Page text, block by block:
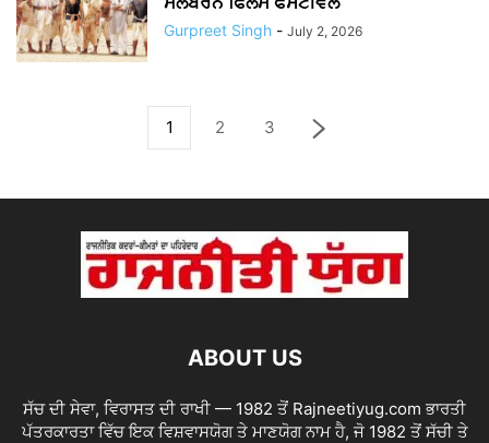
Gurpreet Singh - July 2, 2026
1 2 3
ABOUT US
ਸੱਚ ਦੀ ਸੇਵਾ, ਵਿਰਾਸਤ ਦੀ ਰਾਖੀ — 1982 ਤੋਂ Rajneetiyug.com ਭਾਰਤੀ
ਪੱਤਰਕਾਰਤਾ ਵਿੱਚ ਇਕ ਵਿਸ਼ਵਾਸਯੋਗ ਤੇ ਮਾਣਯੋਗ ਨਾਮ ਹੈ, ਜੋ 1982 ਤੋਂ ਸੱਚੀ ਤੇ